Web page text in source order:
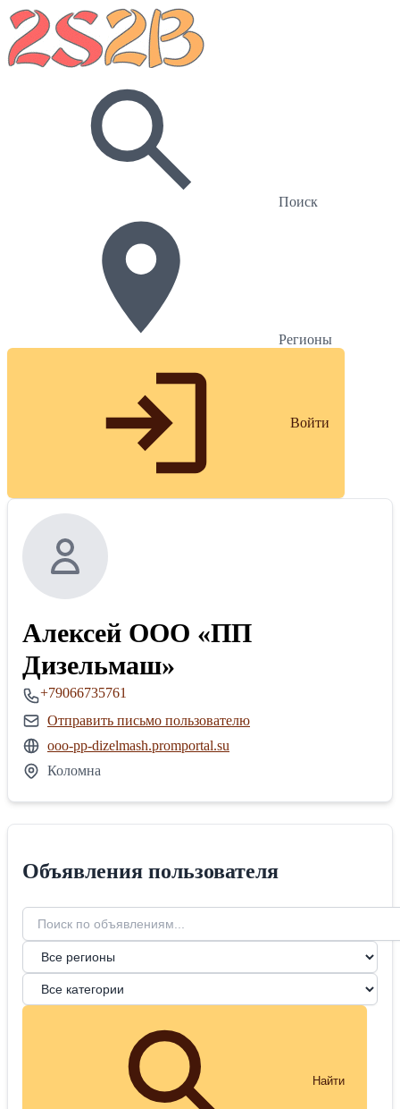
Поиск
Регионы
Войти
Алексей ООО «ПП
Дизельмаш»
+79066735761
Отправить письмо пользователю
ooo-pp-dizelmash.promportal.su
Коломна
Объявления пользователя
Найти